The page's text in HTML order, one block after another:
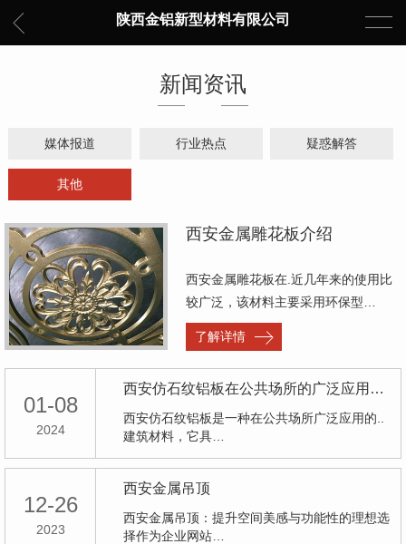
陕西金铝新型材料有限公司
新闻资讯
媒体报道 行业热点 疑惑解答
其他
西安金属雕花板介绍
西安金属雕花板在.近几年来的使用比
较广泛，该材料主要采用环保型…
了解详情
01-08
2024
西安仿石纹铝板在公共场所的广泛应用与发展前景
西安仿石纹铝板是一种在公共场所广泛应用的..
建筑材料，它具…
12-26
2023
西安金属吊顶
西安金属吊顶：提升空间美感与功能性的理想选
择作为企业网站…